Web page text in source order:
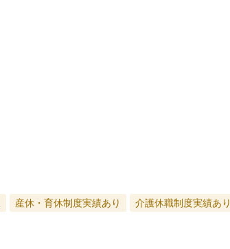
産休・育休制度実績あり 介護休職制度実績あり